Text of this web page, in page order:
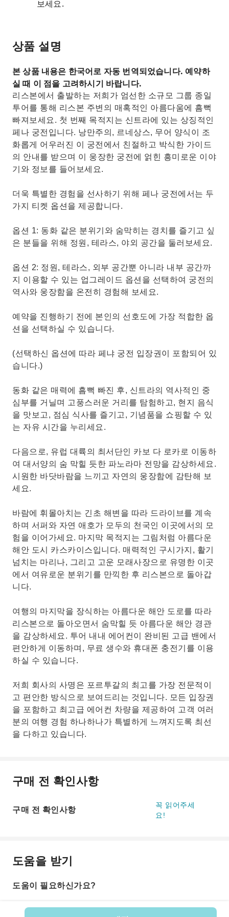
보세요.
상품 설명
본 상품 내용은 한국어로 자동 번역되었습니다. 예약하
실 때 이 점을 고려하시기 바랍니다.
리스본에서 출발하는 저희가 엄선한 소규모 그룹 종일
투어를 통해 리스본 주변의 매혹적인 아름다움에 흠뻑
빠져보세요. 첫 번째 목적지는 신트라에 있는 상징적인
페나 궁전입니다. 낭만주의, 르네상스, 무어 양식이 조
화롭게 어우러진 이 궁전에서 친절하고 박식한 가이드
의 안내를 받으며 이 웅장한 궁전에 얽힌 흥미로운 이야
기와 정보를 들어보세요.
더욱 특별한 경험을 선사하기 위해 페나 궁전에서는 두
가지 티켓 옵션을 제공합니다.
옵션 1: 동화 같은 분위기와 숨막히는 경치를 즐기고 싶
은 분들을 위해 정원, 테라스, 야외 공간을 둘러보세요.
옵션 2: 정원, 테라스, 외부 공간뿐 아니라 내부 공간까
지 이용할 수 있는 업그레이드 옵션을 선택하여 궁전의
역사와 웅장함을 온전히 경험해 보세요.
예약을 진행하기 전에 본인의 선호도에 가장 적합한 옵
션을 선택하실 수 있습니다.
(선택하신 옵션에 따라 페냐 궁전 입장권이 포함되어 있
습니다.)
동화 같은 매력에 흠뻑 빠진 후, 신트라의 역사적인 중
심부를 거닐며 고풍스러운 거리를 탐험하고, 현지 음식
을 맛보고, 점심 식사를 즐기고, 기념품을 쇼핑할 수 있
는 자유 시간을 누리세요.
다음으로, 유럽 대륙의 최서단인 카보 다 로카로 이동하
여 대서양의 숨 막힐 듯한 파노라마 전망을 감상하세요.
시원한 바닷바람을 느끼고 자연의 웅장함에 감탄해 보
세요.
바람에 휘몰아치는 긴초 해변을 따라 드라이브를 계속
하며 서퍼와 자연 애호가 모두의 천국인 이곳에서의 모
험을 이어가세요. 마지막 목적지는 그림처럼 아름다운
해안 도시 카스카이스입니다. 매력적인 구시가지, 활기
넘치는 마리나, 그리고 고운 모래사장으로 유명한 이곳
에서 여유로운 분위기를 만끽한 후 리스본으로 돌아갑
니다.
여행의 마지막을 장식하는 아름다운 해안 도로를 따라
리스본으로 돌아오면서 숨막힐 듯 아름다운 해안 경관
을 감상하세요. 투어 내내 에어컨이 완비된 고급 밴에서
편안하게 이동하며, 무료 생수와 휴대폰 충전기를 이용
하실 수 있습니다.
저희 회사의 사명은 포르투갈의 최고를 가장 전문적이
고 편안한 방식으로 보여드리는 것입니다. 모든 입장권
을 포함하고 최고급 에어컨 차량을 제공하여 고객 여러
분의 여행 경험 하나하나가 특별하게 느껴지도록 최선
을 다하고 있습니다.
구매 전 확인사항
구매 전 확인사항
꼭 읽어주세
요!
도움을 받기
도움이 필요하신가요?